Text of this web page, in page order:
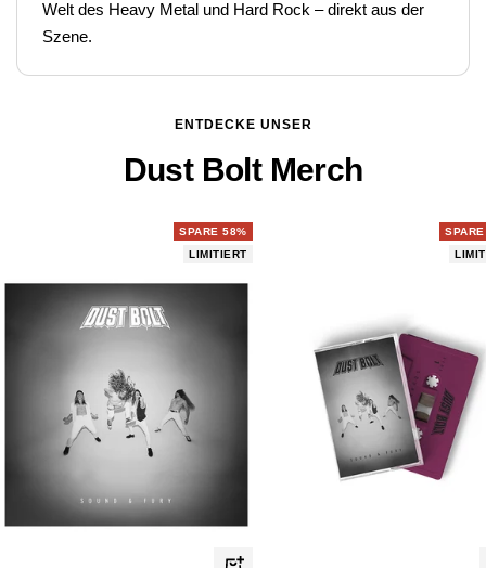
Welt des Heavy Metal und Hard Rock – direkt aus der
Szene.
ENTDECKE UNSER
Dust Bolt Merch
SPARE 58%
LIMITIERT